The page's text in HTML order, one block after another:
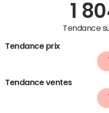
1
Tendance
Tendance prix
Tendance ventes